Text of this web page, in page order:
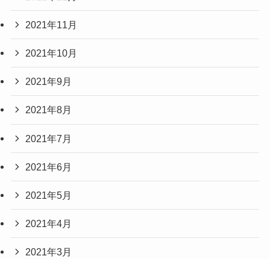
2021年11月
2021年10月
2021年9月
2021年8月
2021年7月
2021年6月
2021年5月
2021年4月
2021年3月